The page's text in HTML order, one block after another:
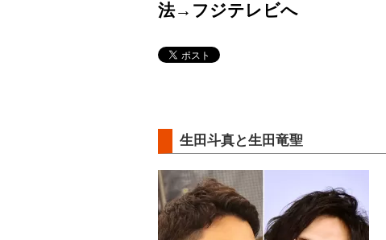
法→フジテレビへ
生田斗真と生田竜聖